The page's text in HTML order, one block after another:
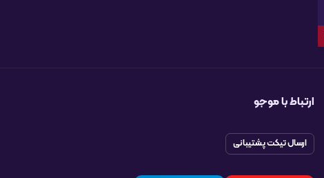
ارتباط با موجو
ارسال تیکت پشتیبانی